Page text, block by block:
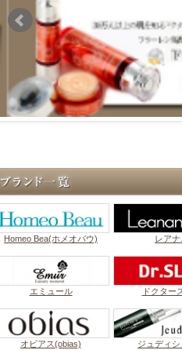
Homeo Bea(ホメオバウ) レアナ
エミュール ドクター
オビアス(obias) ジュディ